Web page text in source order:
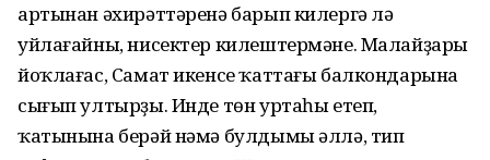
артынан әхирәттәренә барып килергә лә
уйлағайны, нисектер килештермәне. Малайҙары
йоҡлағас, Самат икенсе ҡаттағы балкондарына
сығып ултырҙы. Инде төн уртаһы етеп,
ҡатынына берәй нәмә булдымы әллә, тип